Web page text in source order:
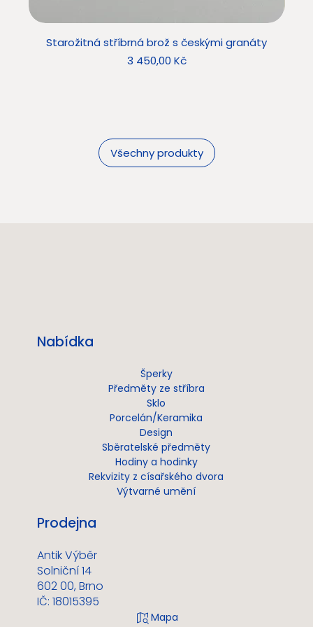
Všechny produkty
Starožitná stříbrná brož s českými granáty
Cena
3 450,00 Kč
Nabídka
Šperky
Předměty ze stříbra
Sklo
Porcelán/Keramika
Design
Sběratelské předměty
Hodiny a hodinky
Rekvizity z císařského dvora
Výtvarné umění
Prodejna
Antik Výběr
Solniční 14
602 00, Brno
IČ: 18015395